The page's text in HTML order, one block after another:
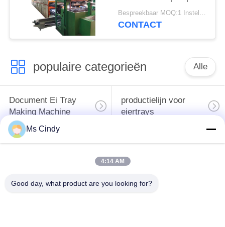
hour Ce geslaagd
Bespreekbaar MOQ:1 Instellen
CONTACT
populaire categorieën Alle
Document Ei Tray
Making Machine
productielijn voor
eiertrays
Eikarton het Maken
klein eidienblad die
machine voor het
de vormende
Ms Cindy
4:14 AM
Good day, what product are you looking for?